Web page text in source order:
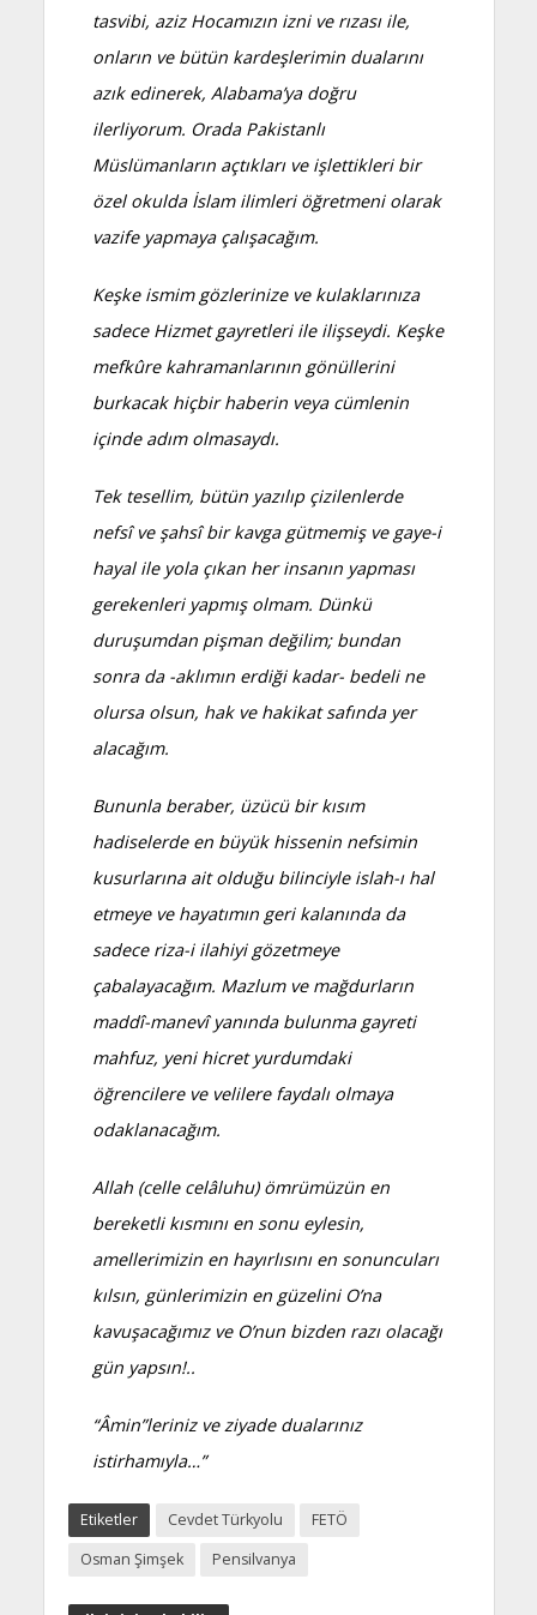
tasvibi, aziz Hocamızın izni ve rızası ile,
onların ve bütün kardeşlerimin dualarını
azık edinerek, Alabama’ya doğru
ilerliyorum. Orada Pakistanlı
Müslümanların açtıkları ve işlettikleri bir
özel okulda İslam ilimleri öğretmeni olarak
vazife yapmaya çalışacağım.
Keşke ismim gözlerinize ve kulaklarınıza
sadece Hizmet gayretleri ile ilişseydi. Keşke
mefkûre kahramanlarının gönüllerini
burkacak hiçbir haberin veya cümlenin
içinde adım olmasaydı.
Tek tesellim, bütün yazılıp çizilenlerde
nefsî ve şahsî bir kavga gütmemiş ve gaye-i
hayal ile yola çıkan her insanın yapması
gerekenleri yapmış olmam. Dünkü
duruşumdan pişman değilim; bundan
sonra da -aklımın erdiği kadar- bedeli ne
olursa olsun, hak ve hakikat safında yer
alacağım.
Bununla beraber, üzücü bir kısım
hadiselerde en büyük hissenin nefsimin
kusurlarına ait olduğu bilinciyle islah-ı hal
etmeye ve hayatımın geri kalanında da
sadece riza-i ilahiyi gözetmeye
çabalayacağım. Mazlum ve mağdurların
maddî-manevî yanında bulunma gayreti
mahfuz, yeni hicret yurdumdaki
öğrencilere ve velilere faydalı olmaya
odaklanacağım.
Allah (celle celâluhu) ömrümüzün en
bereketli kısmını en sonu eylesin,
amellerimizin en hayırlısını en sonuncuları
kılsın, günlerimizin en güzelini O’na
kavuşacağımız ve O’nun bizden razı olacağı
gün yapsın!..
“Âmin”leriniz ve ziyade dualarınız
istirhamıyla…”
Etiketler Cevdet Türkyolu
FETÖ
Osman Şimşek
Pensilvanya